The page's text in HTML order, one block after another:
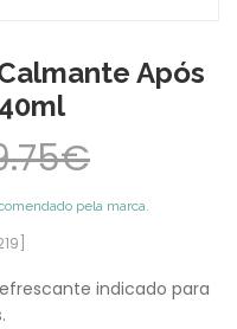
Após
pela marca.
indicado para